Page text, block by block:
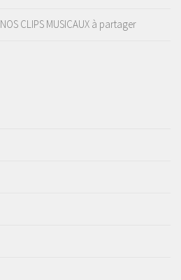
NOS CLIPS MUSICAUX à partager